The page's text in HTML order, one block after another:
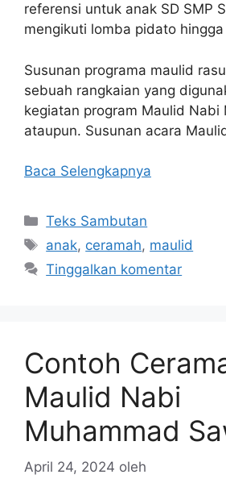
referensi untuk anak SD SMP
mengikuti lomba pidato
Susunan programa maulid
sebuah rangkaian yang
kegiatan program Maulid Nabi
ataupun. Susunan acara
Baca Selengkapnya
Kategori
Teks Sambutan
Tag
anak, ceramah, maulid
Tinggalkan komentar
Contoh
Maulid Nabi
Muhammad
April 24, 2024 oleh